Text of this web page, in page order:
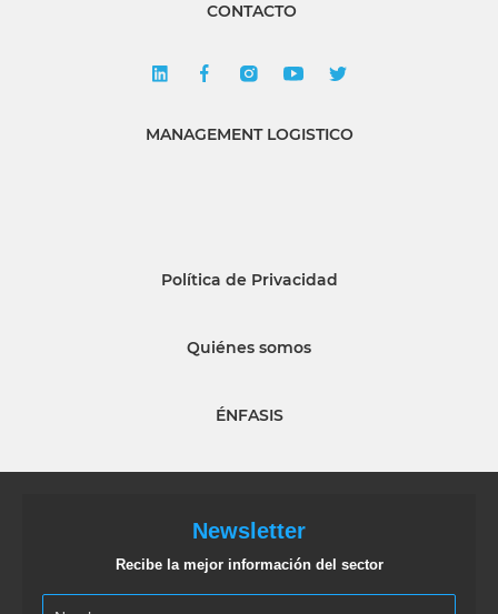
CONTACTO
MANAGEMENT LOGISTICO
Política de Privacidad
Quiénes somos
ÉNFASIS
Newsletter
Recibe la mejor información del sector